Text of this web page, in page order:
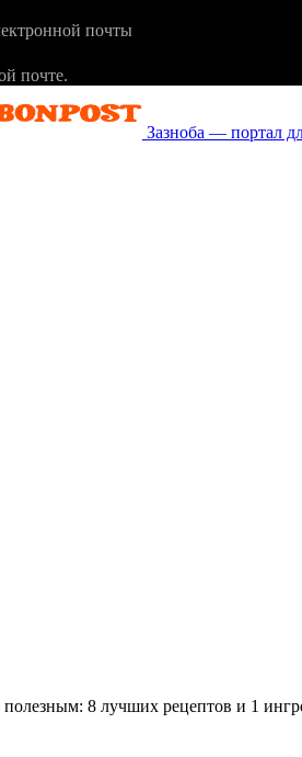
почты
почте.
Зазноба — портал
полезным: 8 лучших рецептов и 1